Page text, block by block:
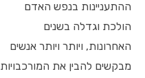
ההתעניינות בנפש האדם
הולכת וגדלה בשנים
האחרונות, ויותר ויותר אנשים
מבקשים להבין את המורכבויות